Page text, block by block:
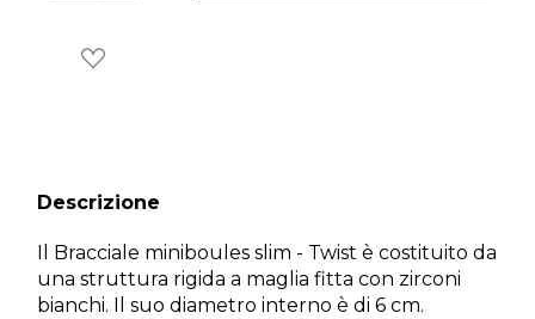
Descrizione
Il Bracciale miniboules slim - Twist è costituito da
una struttura rigida a maglia fitta con zirconi
bianchi. Il suo diametro interno è di 6 cm.
Wishlist ×